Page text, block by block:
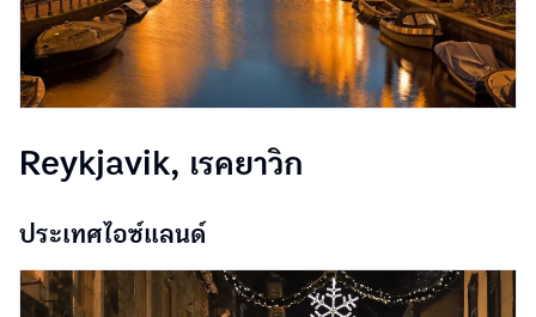
Reykjavik, เรคยาวิก
ประเทศไอซ์แลนด์